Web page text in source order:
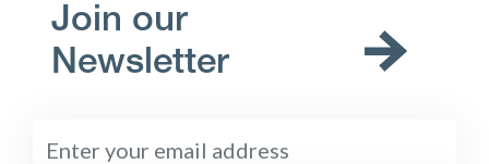
Join our
Newsletter